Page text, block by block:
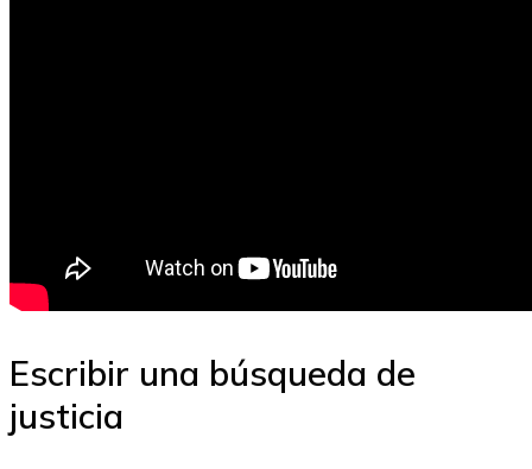
Escribir una búsqueda de
justicia